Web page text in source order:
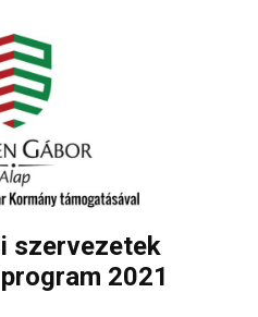
szervezetek
2021